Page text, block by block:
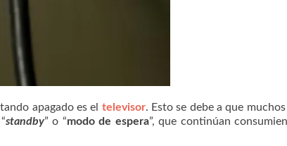
apagado es el televisor. Esto se debe a que
standby” o “modo de espera”, que continúan